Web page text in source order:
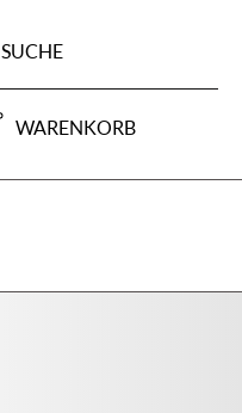
SUCHE
WARENKORB